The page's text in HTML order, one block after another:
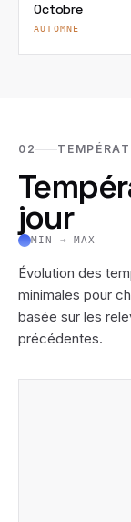
Octobre
AUTOMNE
02
jour
MIN → MAX
Évolution des
minimales pour
basée sur les
précédentes.